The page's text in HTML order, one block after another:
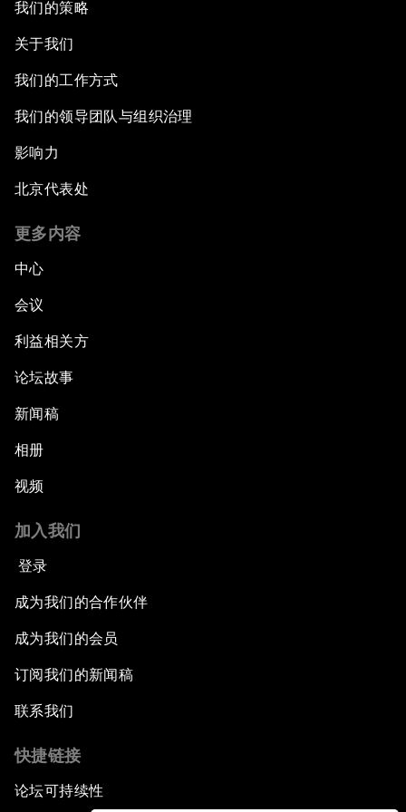
我们的策略
关于我们
我们的工作方式
我们的领导团队与组织治理
影响力
北京代表处
更多内容
中心
会议
利益相关方
论坛故事
新闻稿
相册
视频
加入我们
登录
成为我们的合作伙伴
成为我们的会员
订阅我们的新闻稿
联系我们
快捷链接
论坛可持续性